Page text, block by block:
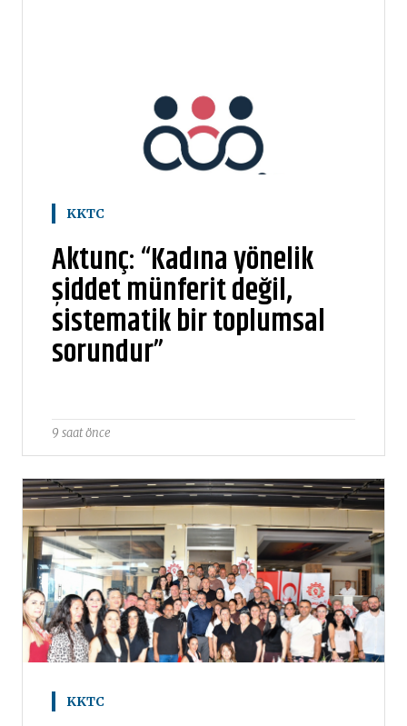
KKTC
Aktunç: “Kadına yönelik
şiddet münferit değil,
sistematik bir toplumsal
sorundur”
9 saat önce
KKTC